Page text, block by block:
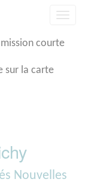
courte
sur la carte
Nouvelles